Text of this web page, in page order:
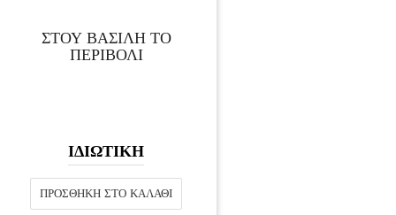
ΣΤΟΥ ΒΑΣΙΛΗ ΤΟ
ΠΕΡΙΒΟΛΙ
ΙΔΙΩΤΙΚΗ
ΠΡΟΣΘΉΚΗ ΣΤΟ ΚΑΛΆΘΙ